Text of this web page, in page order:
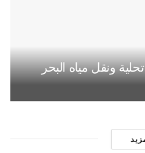
ونقل مياه البحر